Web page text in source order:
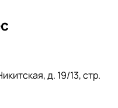
д. 19/13, стр.